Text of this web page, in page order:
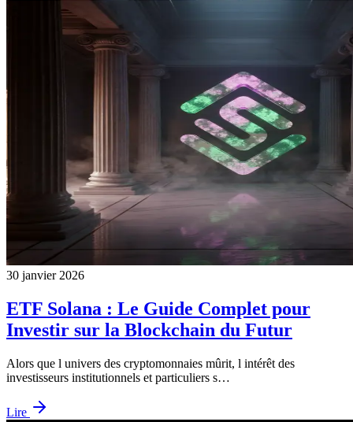
30 janvier 2026
ETF Solana : Le Guide Complet pour
Investir sur la Blockchain du Futur
Alors que l univers des cryptomonnaies mûrit, l intérêt des
investisseurs institutionnels et particuliers s…
Lire